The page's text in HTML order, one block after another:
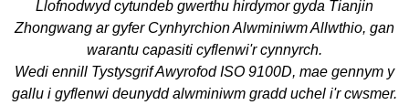
Llofnodwyd cytundeb gwerthu hirdymor gyda Tianjin
Zhongwang ar gyfer Cynhyrchion Alwminiwm Allwthio, gan
warantu capasiti cyflenwi'r cynnyrch.
Wedi ennill Tystysgrif Awyrofod ISO 9100D, mae gennym y
gallu i gyflenwi deunydd alwminiwm gradd uchel i'r cwsmer.